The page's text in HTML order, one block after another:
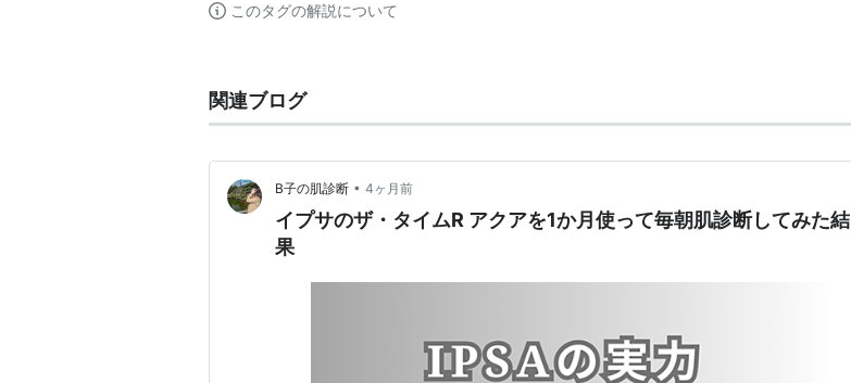
このタグの解説について
関連ブログ
B子の肌診断 • 4ヶ月前
イプサのザ・タイムR アクアを1か月使って毎朝肌診断してみた結
果